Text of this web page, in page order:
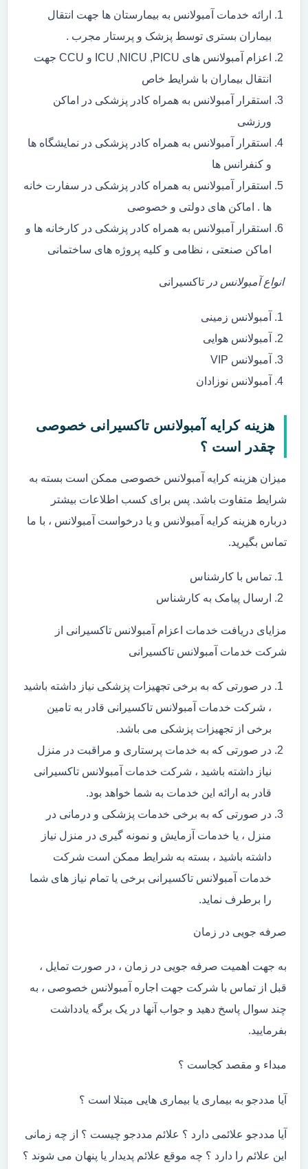
ارائه خدمات آمبولانس به بیمارستان ها جهت انتقال
بیماران بستری توسط پزشک و پرستار مجرب .
اعزام آمبولانس های ICU ,NICU ,PICU و CCU جهت
انتقال بیماران با شرایط خاص
استقرار آمبولانس به همراه کادر پزشکی در اماکن
ورزشی
استقرار آمبولانس به همراه کادر پزشکی در نمایشگاه ها
و کنفرانس ها
استقرار آمبولانس به همراه کادر پزشکی در سفارت خانه
ها . اماکن های دولتی و خصوصی
استقرار آمبولانس به همراه کادر پزشکی در کارخانه ها و
اماکن صنعتی ، نظامی و کلیه پروژه های ساختمانی
انواع آمبولانس در تاکسیرانی
آمبولانس زمینی
آمبولانس هوایی
آمبولانس VIP
آمبولانس نوزادان
هزینه کرایه آمبولانس تاکسیرانی خصوصی
چقدر است ؟
میزان هزینه کرایه آمبولانس خصوصی ممکن است بسته به
شرایط متفاوت باشد. پس برای کسب اطلاعات بیشتر
درباره هزینه کرایه آمبولانس و یا درخواست آمبولانس ، با ما
تماس بگیرید.
تماس با کارشناس
ارسال پیامک به کارشناس
مزایای دریافت خدمات اعزام آمبولانس تاکسیرانی از
شرکت خدمات آمبولانس تاکسیرانی
در صورتی که به برخی تجهیزات پزشکی نیاز داشته باشید
، شرکت خدمات آمبولانس تاکسیرانی قادر به تامین
برخی از تجهیزات پزشکی می باشد.
در صورتی که به خدمات پرستاری و مراقبت در منزل
نیاز داشته باشید ، شرکت خدمات آمبولانس تاکسیرانی
قادر به ارائه این خدمات به شما خواهد بود.
در صورتی که به برخی خدمات پزشکی و درمانی در
منزل ، یا خدمات آزمایش و نمونه گیری در منزل نیاز
داشته باشید ، بسته به شرایط ممکن است شرکت
خدمات آمبولانس تاکسیرانی برخی یا تمام نیاز های شما
را برطرف نماید.
صرفه جویی در زمان
به جهت اهمیت صرفه جویی در زمان ، در صورت تمایل ،
قبل از تماس با شرکت جهت اجاره آمبولانس خصوصی ، به
چند سوال پاسخ دهید و جواب آنها در یک برگه یادداشت
بفرمایید.
مبداء و مقصد کجاست ؟
آیا مددجو به بیماری یا بیماری هایی مبتلا است ؟
آیا مددجو علائمی دارد ؟ علائم مددجو چیست ؟ از چه زمانی
این علائم را دارد ؟ چه موقع علائم پدیدار یا پنهان می شوند ؟